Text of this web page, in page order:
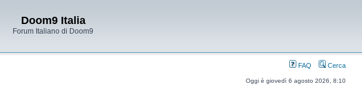
Doom9 Italia
Forum Italiano di Doom9
FAQ Cerca
Oggi è giovedì 6 agosto 2026, 8:10